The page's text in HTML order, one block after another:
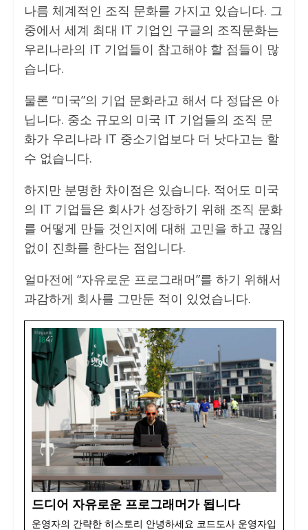
나름 체계적인 조직 문화를 가지고 있습니다. 그
중에서 세계 최대 IT 기업인 구글의 조직문화는
우리나라의 IT 기업들이 참고해야 할 점들이 많
습니다.
물론 “미국”의 기업 문화라고 해서 다 정답은 아
닙니다. 중소 규모의 미국 IT 기업들의 조직 문
화가 우리나라 IT 중소기업보다 더 낫다고는 할
수 없습니다.
하지만 분명한 차이점은 있습니다. 적어도 미국
의 IT 기업들은 회사가 성장하기 위해 조직 문화
를 어떻게 만들 것인지에 대해 고민을 하고 끊임
없이 진화를 한다는 점입니다.
얼마전에 “자유로운 프로그래머”를 하기 위해서
과감하게 회사를 그만둔 적이 있었습니다.
드디어 자유로운 프로그래머가 됩니다
운영자의 간략한 히스토리 안녕하세요 코드도사 운영자입